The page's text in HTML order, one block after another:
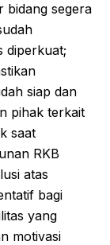
bidang segera
diperkuat;
siap dan
pihak terkait
saat
RKB
atas
bagi
yang
motivasi